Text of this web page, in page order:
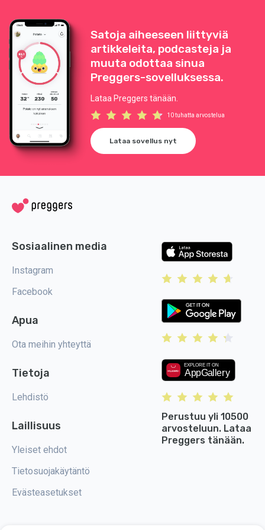
Satoja aiheeseen liittyviä
artikkeleita, podcasteja ja
muuta odottaa sinua
Preggers-sovelluksessa.
Lataa Preggers tänään.
10 tuhatta arvostelua
Lataa sovellus nyt
Sosiaalinen media
Instagram
Facebook
Apua
Ota meihin yhteyttä
Tietoja
Lehdistö
Laillisuus
Yleiset ehdot
Tietosuojakäytäntö
Evästeasetukset
Perustuu yli 10500
arvosteluun. Lataa
Preggers tänään.